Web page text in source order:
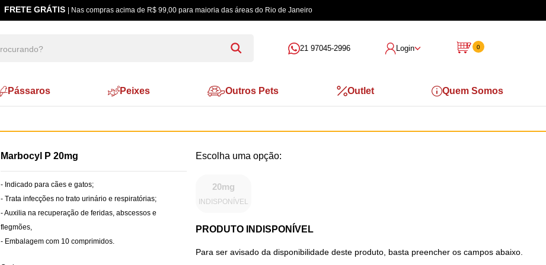
FRETE GRÁTIS | Nas compras acima de R$ 99,00 para maioria das áreas do Rio de Janeiro
21 97045-2996 Login 0
Pássaros Peixes Outros Pets Outlet Quem Somos
Marbocyl P 20mg
- Indicado para cães e gatos;
- Trata infecções no trato urinário e respiratórias;
- Auxilia na recuperação de feridas, abscessos e
flegmões,
- Embalagem com 10 comprimidos.
20mg
INDISPONÍVEL
PRODUTO INDISPONÍVEL
Para ser avisado da disponibilidade deste produto, basta preencher os campos abaixo.